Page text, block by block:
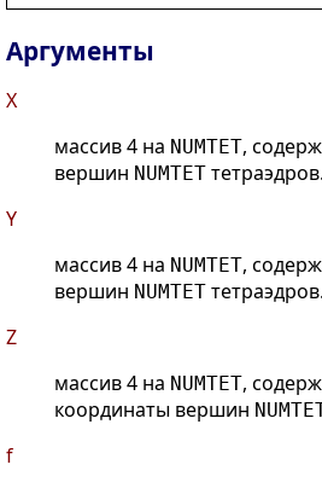
Аргументы
X
массив 4 на NUMTET,
вершин NUMTET тетраэдров.
Y
массив 4 на NUMTET,
вершин NUMTET тетраэдров.
Z
массив 4 на NUMTET,
координаты вершин
f